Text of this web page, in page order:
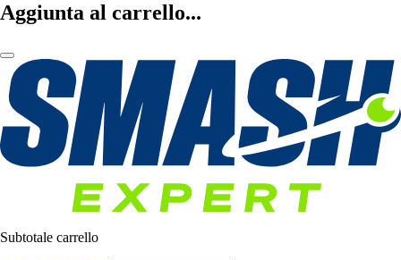
Aggiunta al carrello...
Subtotale carrello